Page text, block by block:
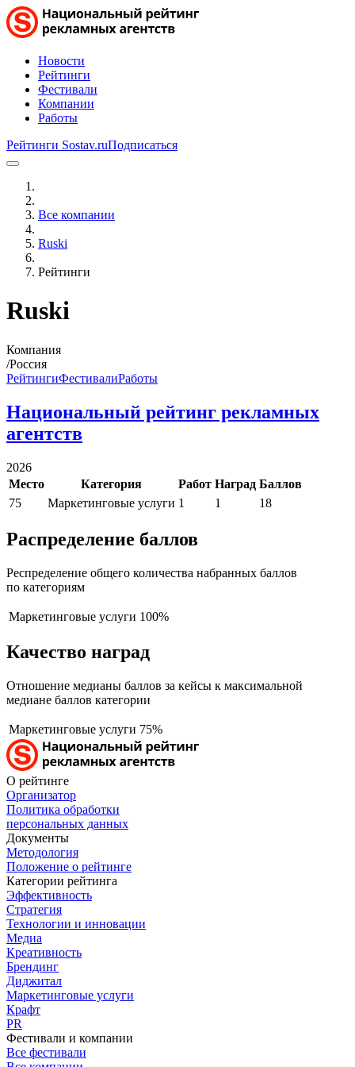
Новости
Рейтинги
Фестивали
Компании
Работы
Рейтинги Sostav.ruПодписаться
Все компании
Ruski
Рейтинги
Ruski
Компания
/Россия
РейтингиФестивалиРаботы
Национальный рейтинг рекламных
агентств
2026
Место
Категория Работ Наград Баллов
75
Маркетинговые услуги 1 1 18
Распределение баллов
Респределение общего количества набранных баллов
по категориям
Маркетинговые услуги 100%
Качество наград
Отношение медианы баллов за кейсы к максимальной
медиане баллов категории
Маркетинговые услуги 75%
О рейтинге
Организатор
Политика обработки
персональных данных
Документы
Методология
Положение о рейтинге
Категории рейтинга
Эффективность
Стратегия
Технологии и инновации
Медиа
Креативность
Брендинг
Диджитал
Маркетинговые услуги
Крафт
PR
Фестивали и компании
Все фестивали